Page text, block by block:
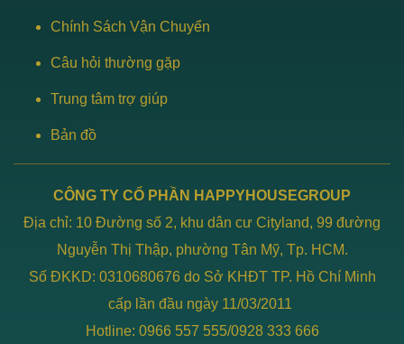
Chính Sách Vận Chuyển
Câu hỏi thường gặp
Trung tâm trợ giúp
Bản đồ
CÔNG TY CỔ PHẦN HAPPYHOUSEGROUP
Địa chỉ: 10 Đường số 2, khu dân cư Cityland, 99 đường
Nguyễn Thị Thập, phường Tân Mỹ, Tp. HCM.
Số ĐKKD: 0310680676 do Sở KHĐT TP. Hồ Chí Minh
cấp lần đầu ngày 11/03/2011
Hotline: 0966 557 555/0928 333 666